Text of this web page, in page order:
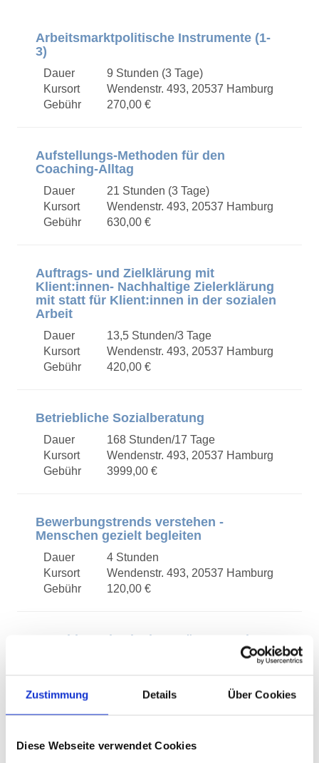
Zustimmung Details Über Cookies
Diese Webseite verwendet Cookies
Arbeitsmarktpolitische Instrumente (1-
3)
Dauer
9 Stunden (3 Tage)
Kursort
Wendenstr. 493, 20537 Hamburg
Gebühr
270,00 €
Aufstellungs-Methoden für den
Coaching-Alltag
Dauer
21 Stunden (3 Tage)
Kursort
Wendenstr. 493, 20537 Hamburg
Gebühr
630,00 €
Auftrags- und Zielklärung mit
Klient:innen- Nachhaltige Zielerklärung
mit statt für Klient:innen in der sozialen
Arbeit
Dauer
13,5 Stunden/3 Tage
Kursort
Wendenstr. 493, 20537 Hamburg
Gebühr
420,00 €
Betriebliche Sozialberatung
Dauer
168 Stunden/17 Tage
Kursort
Wendenstr. 493, 20537 Hamburg
Gebühr
3999,00 €
Bewerbungstrends verstehen -
Menschen gezielt begleiten
Dauer
4 Stunden
Kursort
Wendenstr. 493, 20537 Hamburg
Gebühr
120,00 €
Coaching mit Glaubenssätzen - „Bitte
Kursort
Wendenstr. 493, 20537 Hamburg